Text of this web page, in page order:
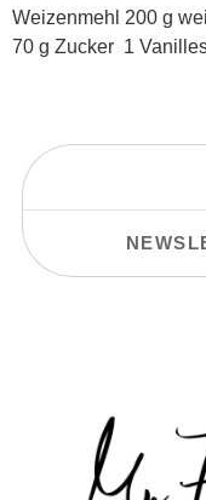
Weizenmehl 200 g
70 g Zucker 1